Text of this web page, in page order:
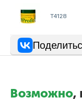
Т4128
Возможно,